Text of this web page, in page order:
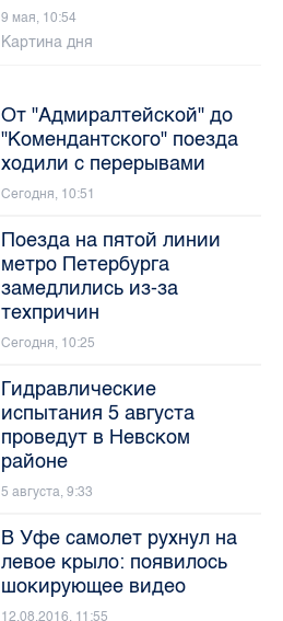
9 мая, 10:54
Картина дня
От "Адмиралтейской" до
"Комендантского" поезда
ходили с перерывами
Сегодня, 10:51
Поезда на пятой линии
метро Петербурга
замедлились из-за
техпричин
Сегодня, 10:25
Гидравлические
испытания 5 августа
проведут в Невском
районе
5 августа, 9:33
В Уфе самолет рухнул на
левое крыло: появилось
шокирующее видео
12.08.2016, 11:55